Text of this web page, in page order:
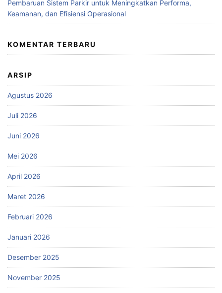
Pembaruan Sistem Parkir untuk Meningkatkan Performa,
Keamanan, dan Efisiensi Operasional
KOMENTAR TERBARU
ARSIP
Agustus 2026
Juli 2026
Juni 2026
Mei 2026
April 2026
Maret 2026
Februari 2026
Januari 2026
Desember 2025
November 2025